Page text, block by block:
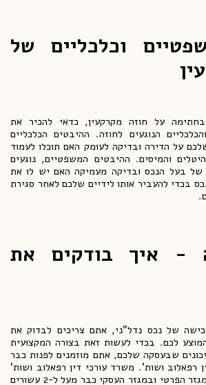
וכלכליים של
בחתימה על חוזה מקרקעין, כדאי להכיר את
הנוגעים לחוזה. ההיבטים הכלכליים
על הדירה ובדיקה לעומק האם תוכלו לעמוד
והמיסים. ההיבטים המשפטיים, נוגעים
של בעל הנכס ובדיקה מעמיקה האם יש לו את
בכדי להעביר אותו לידיים שלכם לאחר סגירת
- איך בודקים את
של נכס נדל"ני, אתם צריכים לבדוק את
לכם. בכדי לעשות זאת בצורה המקצועית
שבעסקה שלכם, אתם מוזמנים לפנות כבר
רפאלוב ושות'. משרד עורכי דין רפאלוב ושות'
מלווה עסקאות נדל"ן במגזר הפרטי ובמגזר העסקי כבר מעל ל-2 עשורים